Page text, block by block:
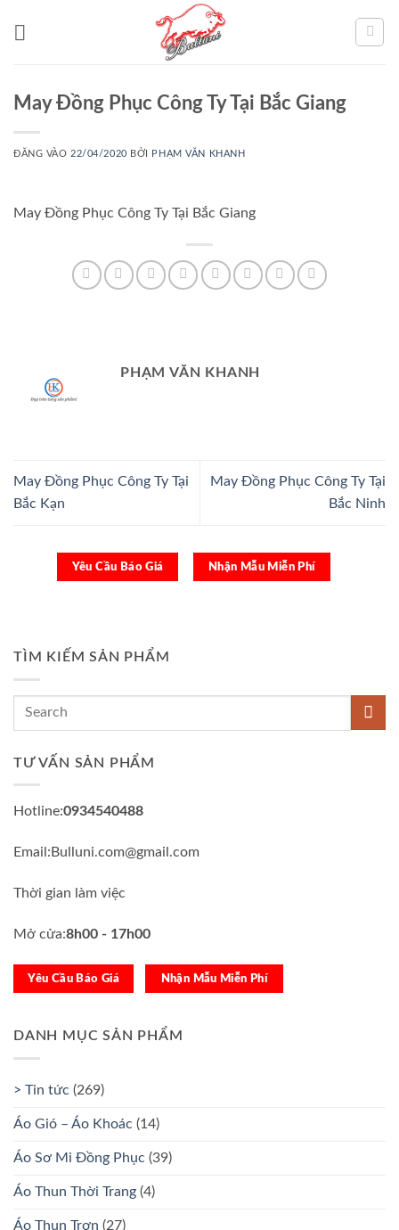
May Đồng Phục Công Ty Tại Bắc Giang
ĐĂNG VÀO 22/04/2020 BỞI PHẠM VĂN KHANH
May Đồng Phục Công Ty Tại Bắc Giang
PHẠM VĂN KHANH
May Đồng Phục Công Ty Tại
Bắc Kạn
May Đồng Phục Công Ty Tại
Bắc Ninh
Yêu Cầu Báo Giá Nhận Mẫu Miễn Phí
TÌM KIẾM SẢN PHẨM
TƯ VẤN SẢN PHẨM
Hotline:0934540488
Email:Bulluni.com@gmail.com
Thời gian làm việc
Mở cửa:8h00 - 17h00
Yêu Cầu Báo Giá Nhận Mẫu Miễn Phí
DANH MỤC SẢN PHẨM
> Tin tức (269)
Áo Gió – Áo Khoác (14)
Áo Sơ Mi Đồng Phục (39)
Áo Thun Thời Trang (4)
Áo Thun Trơn (27)